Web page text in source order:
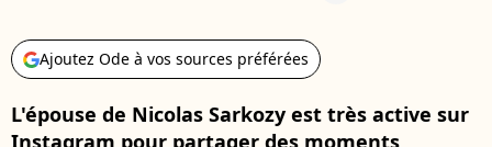
Ajoutez Ode à vos sources préférées
L'épouse de Nicolas Sarkozy est très active sur
Instagram pour partager des moments